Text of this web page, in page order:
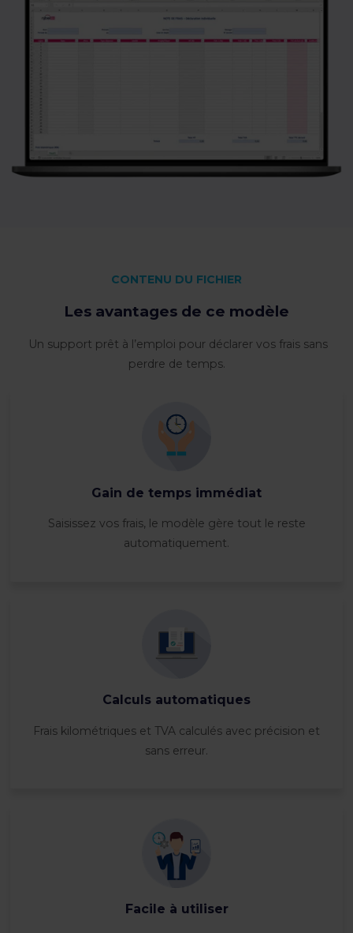
CONTENU DU FICHIER
Les avantages de ce modèle
Un support prêt à l’emploi pour déclarer vos frais sans
perdre de temps.
Gain de temps immédiat
Saisissez vos frais, le modèle gère tout le reste
automatiquement.
Calculs automatiques
Frais kilométriques et TVA calculés avec précision et
sans erreur.
Facile à utiliser